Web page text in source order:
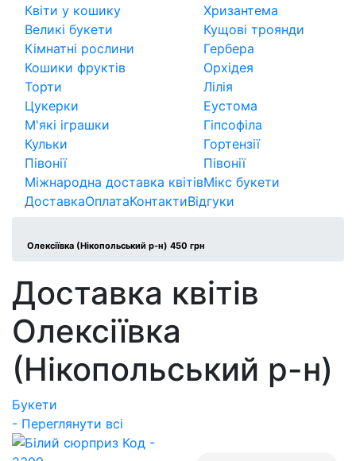
Квіти у кошику
Великі букети
Кімнатні рослини
Кошики фруктів
Торти
Цукерки
М'які іграшки
Кульки
Півонії
Міжнародна доставка квітів
Хризантема
Кущові троянди
Гербера
Орхідея
Лілія
Еустома
Гіпсофіла
Гортензії
Півонії
Мікс букети
ДоставкаОплатаКонтактиВідгуки
Олексіївка (Нікопольський р-н) 450 грн
Доставка квітів
Олексіївка
(Нікопольський р-н)
Букети
- Переглянути всі